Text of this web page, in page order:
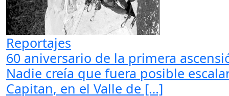
Reportajes
60 aniversario de la primera
Nadie creía que fuera posible
Capitan, en el Valle de […]